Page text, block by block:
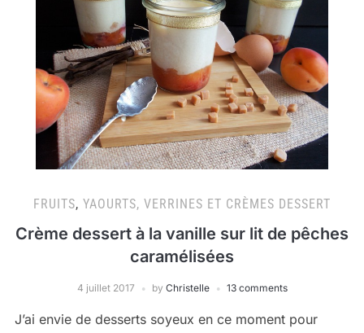
FRUITS, YAOURTS, VERRINES ET CRÈMES DESSERT
Crème dessert à la vanille sur lit de pêches
caramélisées
4 juillet 2017 by Christelle 13 comments
J’ai envie de desserts soyeux en ce moment pour